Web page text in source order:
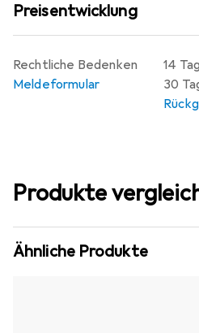
Preisentwicklung
14
30
Rechtliche Bedenken
Meldeformular
Produkte
Ähnliche Produkte